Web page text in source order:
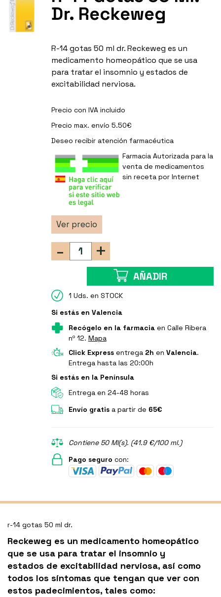
Dr. Reckeweg
R-14 gotas 50 ml dr. Reckeweg es un
medicamento homeopático que se usa
para tratar el insomnio y estados de
excitabilidad nerviosa.
Precio con IVA incluido
Precio max. envío 5.50€
Deseo recibir atención farmacéutica
Farmacia Autorizada para la
venta de medicamentos
sin receta por Internet
Ver precio
+
-
AÑADIR
1 Uds. en STOCK
Si estás en Valencia
Recógelo en la farmaciaen Calle Ribera
nº 12. Mapa
Click Expressentrega 2h en Valencia.
Entrega hasta las 20:00h
Si estás en la Península
Entrega en 24-48 horas
Envío gratisa partir de 65€
Contiene 50 Ml(s). (41.9 €/100 ml.)
Pago seguro con:
r-14 gotas 50 ml dr.
Reckeweg es un medicamento homeopático
que se usa para tratar el insomnio y
estados de excitabilidad nerviosa, así como
todos los síntomas que tengan que ver con
estos padecimientos, tales como: